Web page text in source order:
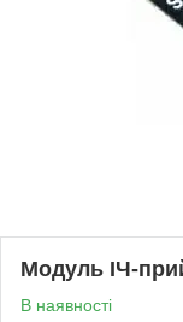
Модуль ІЧ-
В наявності